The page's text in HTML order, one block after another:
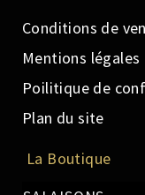
Conditions de
Mentions légales
Poilitique de
Plan du site
La Boutique